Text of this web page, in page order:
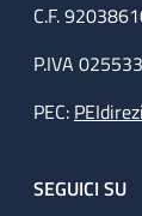
C.F.
P.IVA
PEC:
SEGUICI SU